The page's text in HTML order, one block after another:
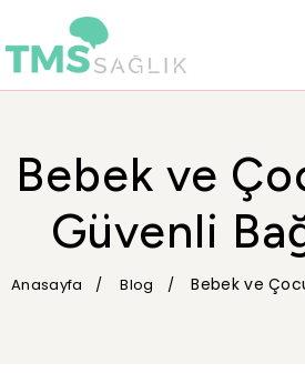
Bebek ve
Güvenli
Anasayfa Blog Bebek ve